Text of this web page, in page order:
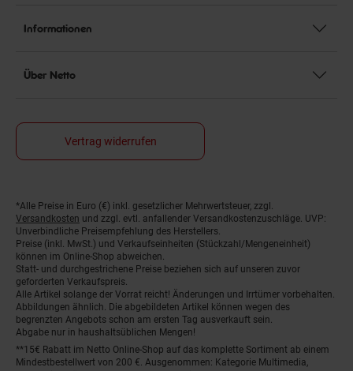
Informationen
Über Netto
Vertrag widerrufen
Fußnoten
*Alle Preise in Euro (€) inkl. gesetzlicher Mehrwertsteuer, zzgl.
Versandkosten und zzgl. evtl. anfallender Versandkostenzuschläge. UVP:
Unverbindliche Preisempfehlung des Herstellers.
Preise (inkl. MwSt.) und Verkaufseinheiten (Stückzahl/Mengeneinheit)
können im Online-Shop abweichen.
Statt- und durchgestrichene Preise beziehen sich auf unseren zuvor
geforderten Verkaufspreis.
Alle Artikel solange der Vorrat reicht! Änderungen und Irrtümer vorbehalten.
Abbildungen ähnlich. Die abgebildeten Artikel können wegen des
begrenzten Angebots schon am ersten Tag ausverkauft sein.
Abgabe nur in haushaltsüblichen Mengen!
**15€ Rabatt im Netto Online-Shop auf das komplette Sortiment ab einem
Mindestbestellwert von 200 €. Ausgenommen: Kategorie Multimedia,